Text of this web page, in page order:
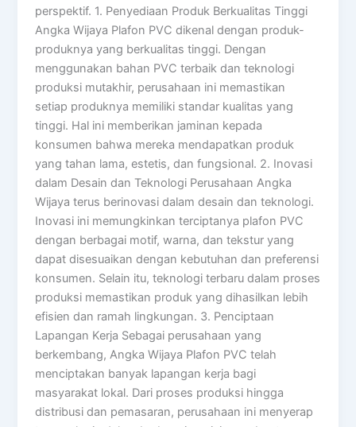
perspektif. 1. Penyediaan Produk Berkualitas Tinggi
Angka Wijaya Plafon PVC dikenal dengan produk-
produknya yang berkualitas tinggi. Dengan
menggunakan bahan PVC terbaik dan teknologi
produksi mutakhir, perusahaan ini memastikan
setiap produknya memiliki standar kualitas yang
tinggi. Hal ini memberikan jaminan kepada
konsumen bahwa mereka mendapatkan produk
yang tahan lama, estetis, dan fungsional. 2. Inovasi
dalam Desain dan Teknologi Perusahaan Angka
Wijaya terus berinovasi dalam desain dan teknologi.
Inovasi ini memungkinkan terciptanya plafon PVC
dengan berbagai motif, warna, dan tekstur yang
dapat disesuaikan dengan kebutuhan dan preferensi
konsumen. Selain itu, teknologi terbaru dalam proses
produksi memastikan produk yang dihasilkan lebih
efisien dan ramah lingkungan. 3. Penciptaan
Lapangan Kerja Sebagai perusahaan yang
berkembang, Angka Wijaya Plafon PVC telah
menciptakan banyak lapangan kerja bagi
masyarakat lokal. Dari proses produksi hingga
distribusi dan pemasaran, perusahaan ini menyerap